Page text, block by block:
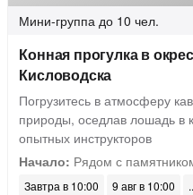
Мини-группа до 10 чел.
Конная прогулка в
Кисловодска
Погрузитесь в атмосферу
природы, оседлав лошадь в
опытных инструкторов
Начало: Рядом с
Завтра в 10:00 9 авг в 10:00